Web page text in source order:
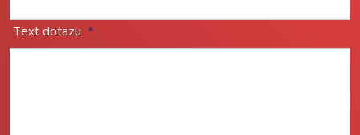
Text dotazu *